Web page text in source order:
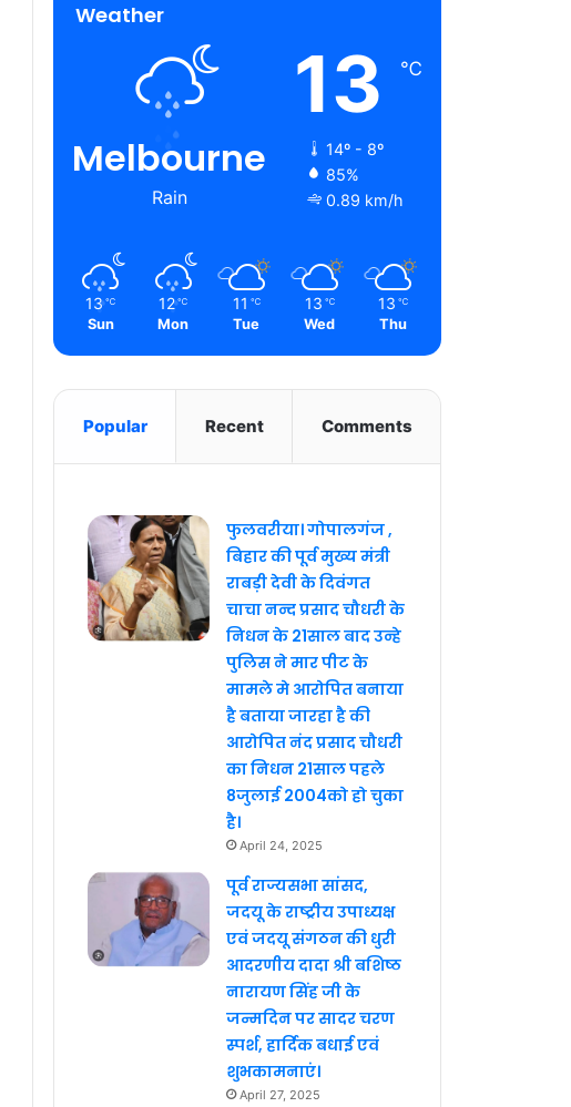
Weather
Melbourne
Rain
13 ℃
14º - 8º
85%
0.89 km/h
13 ℃
Sun
12 ℃
Mon
11 ℃
Tue
13 ℃
Wed
13 ℃
Thu
Popular Recent Comments
फुलवरीया। गोपालगंज ,
बिहार की पूर्व मुख्य मंत्री
राबड़ी देवी के दिवंगत
चाचा नन्द प्रसाद चौधरी के
निधन के 21साल बाद उन्हे
पुलिस ने मार पीट के
मामले मे आरोपित बनाया
है बताया जारहा है की
आरोपित नंद प्रसाद चौधरी
का निधन 21साल पहले
8जुलाई 2004को हो चुका
है।
April 24, 2025
पूर्व राज्यसभा सांसद,
जदयू के राष्ट्रीय उपाध्यक्ष
एवं जदयू संगठन की धुरी
आदरणीय दादा श्री बशिष्ठ
नारायण सिंह जी के
जन्मदिन पर सादर चरण
स्पर्श, हार्दिक बधाई एवं
शुभकामनाएं।
April 27, 2025